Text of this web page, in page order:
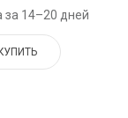
за 14–20 дней
КУПИТЬ